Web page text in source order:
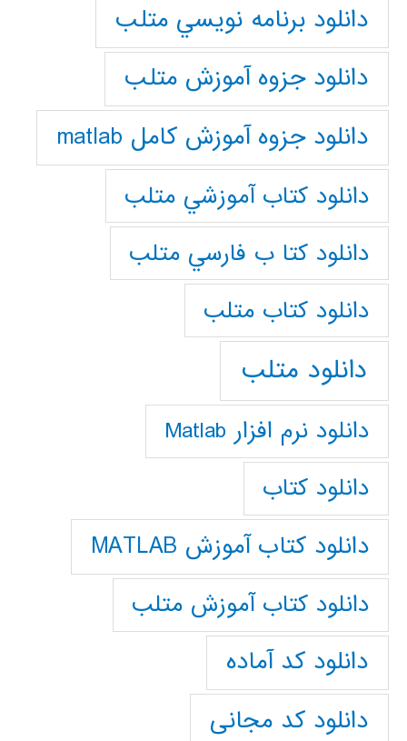
دانلود برنامه نويسي متلب
دانلود جزوه آموزش متلب
دانلود جزوه آموزش کامل matlab
دانلود كتاب آموزشي متلب
دانلود كتا ب فارسي متلب
دانلود كتاب متلب
دانلود متلب
دانلود نرم افزار Matlab
دانلود کتاب
دانلود کتاب آموزش MATLAB
دانلود کتاب آموزش متلب
دانلود کد آماده
دانلود کد مجانی